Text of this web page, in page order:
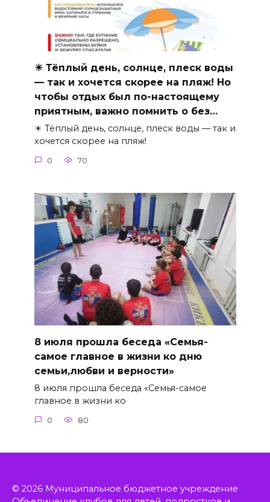
☀ Тёплый день, солнце, плеск воды
— так и хочется скорее на пляж! Но
чтобы отдых был по-настоящему
приятным, важно помнить о без…
☀ Тёплый день, солнце, плеск воды — так и
хочется скорее на пляж!
0 70
8 июля прошла беседа «Семья-
самое главное в жизни ко дню
семьи,любви и верности»
8 июля прошла беседа «Семья-самое
главное в жизни ко
0 80
© 2026 Муниципальное бюджетное учреждение